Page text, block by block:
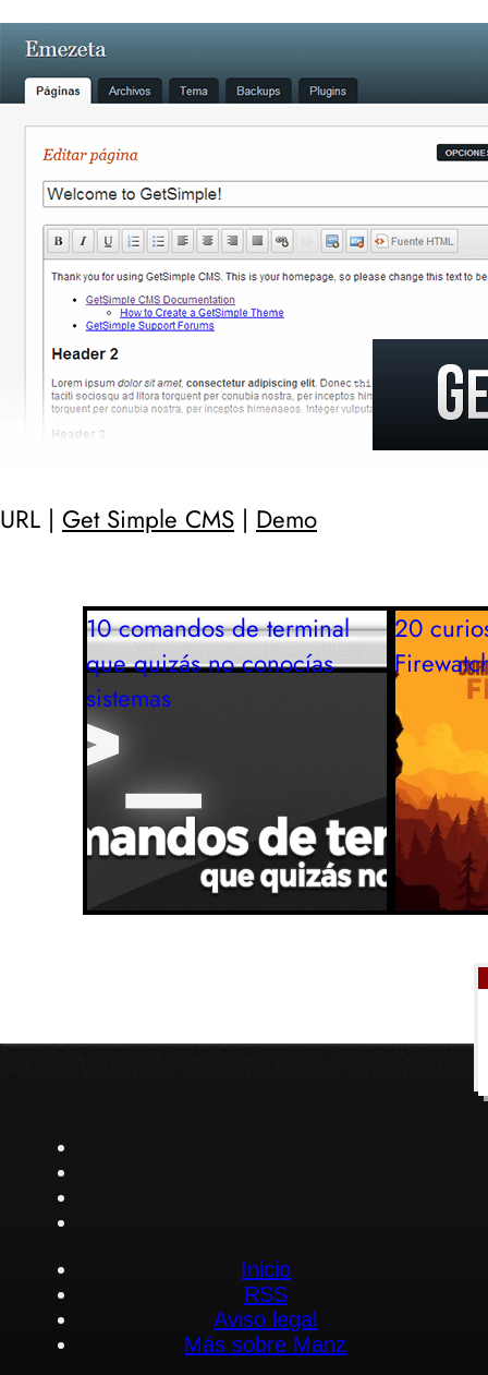
URL | Get Simple CMS | Demo
10 comandos de terminal
que quizás no conocías
sistemas
20
Inicio
RSS
Aviso legal
Más sobre Manz